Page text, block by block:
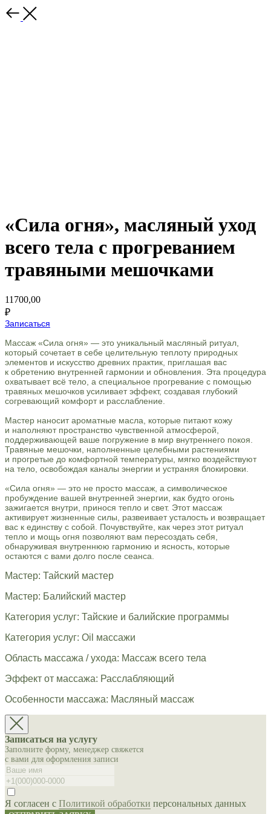
«Сила огня», масляный уход
всего тела с прогреванием
травяными мешочками
11700,00
₽
Записаться
Массаж «Сила огня» — это уникальный масляный ритуал,
который сочетает в себе целительную теплоту природных
элементов и искусство древних практик, приглашая вас
к обретению внутренней гармонии и обновления. Эта процедура
охватывает всё тело, а специальное прогревание с помощью
травяных мешочков усиливает эффект, создавая глубокий
согревающий комфорт и расслабление.
Мастер наносит ароматные масла, которые питают кожу
и наполняют пространство чувственной атмосферой,
поддерживающей ваше погружение в мир внутреннего покоя.
Травяные мешочки, наполненные целебными растениями
и прогретые до комфортной температуры, мягко воздействуют
на тело, освобождая каналы энергии и устраняя блокировки.
«Сила огня» — это не просто массаж, а символическое
пробуждение вашей внутренней энергии, как будто огонь
зажигается внутри, принося тепло и свет. Этот массаж
активирует жизненные силы, развеивает усталость и возвращает
вас к единству с собой. Почувствуйте, как через этот ритуал
тепло и мощь огня позволяют вам пересоздать себя,
обнаруживая внутреннюю гармонию и ясность, которые
остаются с вами долго после сеанса.
Мастер: Тайский мастер
Мастер: Балийский мастер
Категория услуг: Тайские и балийские программы
Категория услуг: Oil массажи
Область массажа / ухода: Массаж всего тела
Эффект от массажа: Расслабляющий
Особенности массажа: Масляный массаж
Записаться на услугу
Заполните форму, менеджер свяжется
с вами для оформления записи
Я согласен с Политикой обработки персональных данных